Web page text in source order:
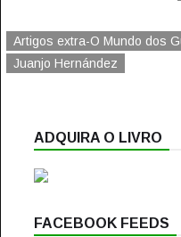
Artigos extra-O Mundo dos
Juanjo Hernández
ADQUIRA O LIVRO
FACEBOOK FEEDS